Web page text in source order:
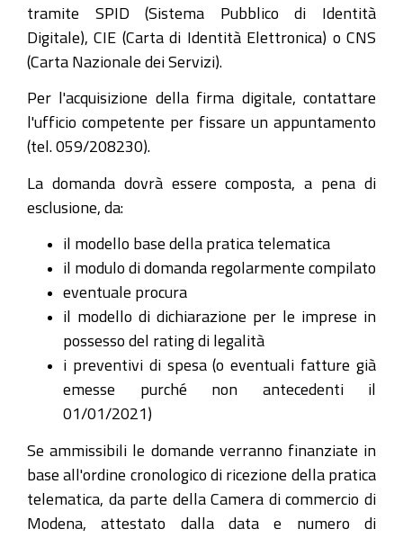
tramite SPID (Sistema Pubblico di Identità
Digitale), CIE (Carta di Identità Elettronica) o CNS
(Carta Nazionale dei Servizi).
Per l'acquisizione della firma digitale, contattare
l'ufficio competente per fissare un appuntamento
(tel. 059/208230).
La domanda dovrà essere composta, a pena di
esclusione, da:
il modello base della pratica telematica
il modulo di domanda regolarmente compilato
eventuale procura
il modello di dichiarazione per le imprese in
possesso del rating di legalità
i preventivi di spesa (o eventuali fatture già
emesse purché non antecedenti il
01/01/2021)
Se ammissibili le domande verranno finanziate in
base all'ordine cronologico di ricezione della pratica
telematica, da parte della Camera di commercio di
Modena, attestato dalla data e numero di